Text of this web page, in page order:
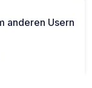
anderen Usern